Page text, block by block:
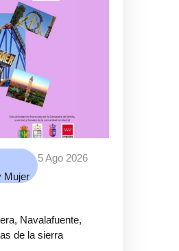
Mujer
5 Ago 2026
Navalafuente,
de la sierra